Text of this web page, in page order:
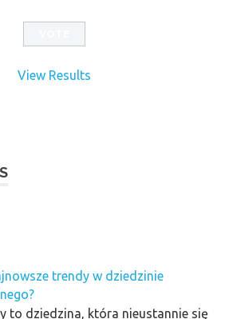
View Results
trendy w dziedzinie
to dziedzina, która nieustannie się